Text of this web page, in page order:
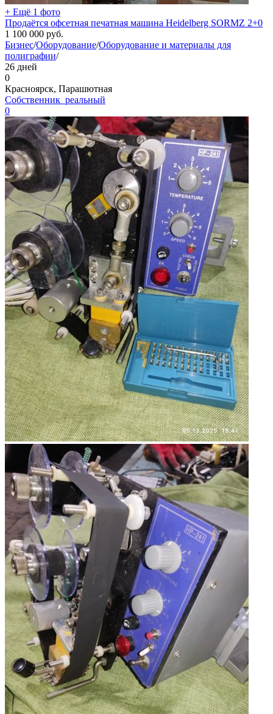
+ Ещё 1 фото
Продаётся офсетная печатная машина Heidelberg SORMZ 2+0
1 100 000 руб.
Бизнес/Оборудование/Оборудование и материалы для
полиграфии/
26 дней
0
Красноярск, Парашютная
Собственник_реальный
0